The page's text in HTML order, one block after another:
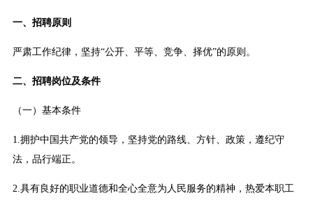
一、招聘原则
严肃工作纪律，坚持“公开、平等、竞争、择优”的原则。
二、招聘岗位及条件
（一）基本条件
1.拥护中国共产党的领导，坚持党的路线、方针、政策，遵纪守
法，品行端正。
2.具有良好的职业道德和全心全意为人民服务的精神，热爱本职工